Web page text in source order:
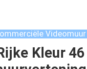
Videomuur
Kleur 46